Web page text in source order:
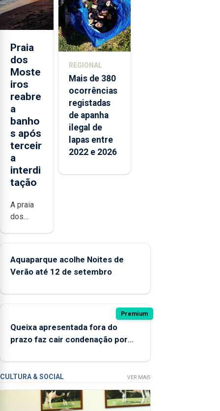
Praia
dos
Moste
iros
reabre
a
banho
s após
terceir
a
interdi
tação
A praia
dos
depois
de ter
contaminação
microbiológica”,
pela
desde o
início da
REGIONAL
Mais de 380
ocorrências
registadas
de apanha
ilegal de
lapas entre
2022 e 2026
Aquaparque acolhe Noites de
Verão até 12 de setembro
Premium
Queixa apresentada fora do
prazo faz cair condenação por
CULTURA & SOCIAL VER MAIS